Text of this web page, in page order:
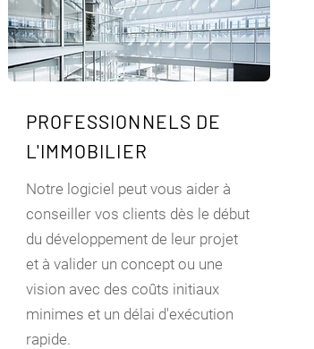
PROFESSIONNELS DE
L'IMMOBILIER
Notre logiciel peut vous aider à
conseiller vos clients dès le début
du développement de leur projet
et à valider un concept ou une
vision avec des coûts initiaux
minimes et un délai d'exécution
rapide.